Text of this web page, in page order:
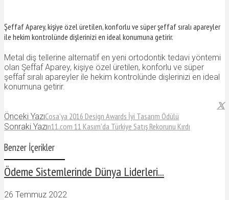
Şeffaf Aparey, kişiye özel üretilen, konforlu ve süper şeffaf sıralı apareyler
ile hekim kontrolünde dişlerinizi en ideal konumuna getirir.
Metal diş tellerine alternatif en yeni ortodontik tedavi yöntemi
olan Şeffaf Aparey, kişiye özel üretilen, konforlu ve süper
şeffaf sıralı apareyler ile hekim kontrolünde dişlerinizi en ideal
konumuna getirir.
Önceki YazıCosa’ya 2016 Design Awards İyi Tasarım Ödülü
Sonraki Yazın11.com 11 Kasım’da Türkiye Satış Rekorunu Kırdı
Benzer İçerikler
Ödeme Sistemlerinde Dünya Liderleri...
26 Temmuz 2022